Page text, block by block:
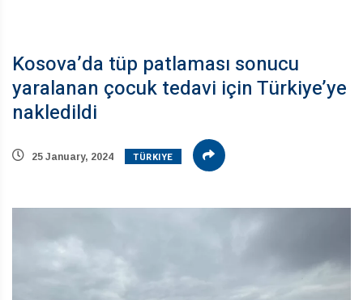
Kosova’da tüp patlaması sonucu
yaralanan çocuk tedavi için Türkiye’ye
nakledildi
25 January, 2024 TÜRKIYE